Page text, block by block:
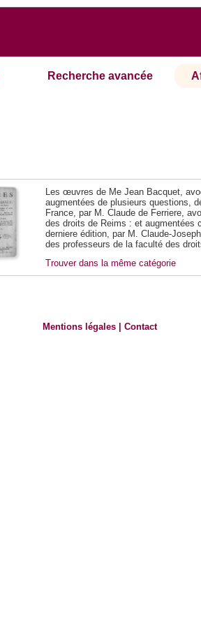
Recherche avancée
Les œuvres de Me Jean Bacquet,
augmentées de plusieurs questions,
France, par M. Claude de Ferriere,
des droits de Reims : et augmentées
derniere édition, par M. Claude-
des professeurs de la faculté des
Trouver dans la même catégorie
Mentions légales |Contact